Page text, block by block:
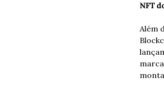
NFT
Além